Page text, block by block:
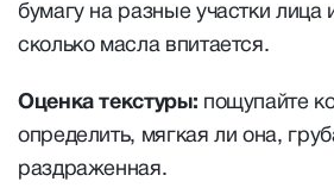
бумагу на разные участки лица
сколько масла впитается.
Оценка текстуры: пощупайте
определить, мягкая ли она,
раздраженная.